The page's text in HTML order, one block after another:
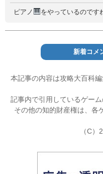
ピアノ をやっているのです
新着コメ
本記事の内容は攻略大百科
記事内で引用しているゲー
その他の知的財産権は、各
（C